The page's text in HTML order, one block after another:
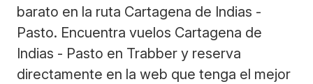
barato en la ruta Cartagena de Indias -
Pasto. Encuentra vuelos Cartagena de
Indias - Pasto en Trabber y reserva
directamente en la web que tenga el mejor